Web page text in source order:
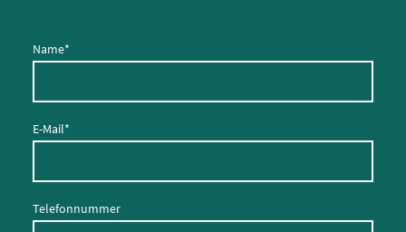
Name*
E-Mail*
Telefonnummer